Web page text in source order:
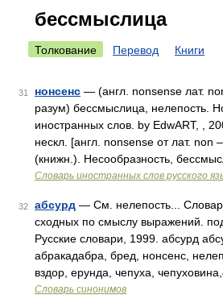
бессмыслица
Толкование Перевод Книги
31 нонсенс — (англ. nonsense лат.
разум) бессмыслица, нелепость.
иностранных слов. by EdwART, ,
нескл. [англ. nonsense от лат. non
(книжн.). Несообразность,
Словарь иностранных слов русского
32 абсурд — См. нелепость...
сходных по смыслу выражений.
Русские словари, 1999. абсурд
абракадабра, бред, нонсенс,
вздор, ерунда, чепуха,
Словарь синонимов